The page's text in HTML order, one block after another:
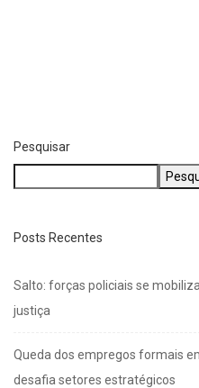
Pesquisar
Posts Recentes
Salto: forças policiais se
justiça
Queda dos empregos formais
desafia setores estratégicos